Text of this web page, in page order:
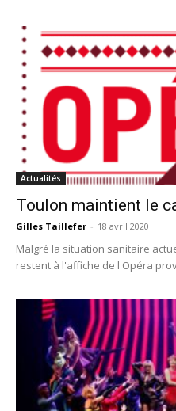
Actualités
Toulon maintient le
Gilles Taillefer - 18 avril 2020
Malgré la situation sanitaire
restent à l'affiche de l'Opéra